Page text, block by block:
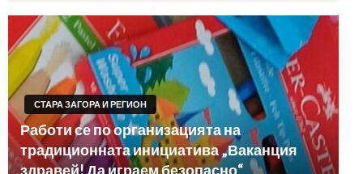
СТАРА ЗАГОРА И РЕГИОН
Работи се по организацията на
традиционната инициатива „Ваканция
здравей! Да играем безопасно“